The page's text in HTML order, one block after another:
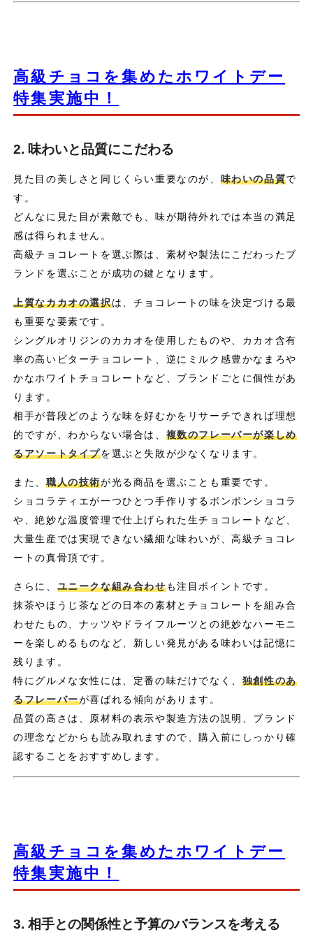
高級チョコを集めたホワイトデー
特集実施中！
2. 味わいと品質にこだわる
見た目の美しさと同じくらい重要なのが、 味わいの品質で
す。
どんなに見た目が素敵でも、味が期待外れでは本当の満足
感は得られません。
高級チョコレートを選ぶ際は、素材や製法にこだわったブ
ランドを選ぶことが成功の鍵となります。
上質なカカオの選択は、チョコレートの味を決定づける最
も重要な要素です。
シングルオリジンのカカオを使用したものや、カカオ含有
率の高いビターチョコレート、逆にミルク感豊かなまろや
かなホワイトチョコレートなど、ブランドごとに個性があ
ります。
相手が普段どのような味を好むかをリサーチできれば理想
的ですが、わからない場合は、 複数のフレーバーが楽しめ
るアソートタイプを選ぶと失敗が少なくなります。
また、 職人の技術が光る商品を選ぶことも重要です。
ショコラティエが一つひとつ手作りするボンボンショコラ
や、絶妙な温度管理で仕上げられた生チョコレートなど、
大量生産では実現できない繊細な味わいが、高級チョコレ
ートの真骨頂です。
さらに、 ユニークな組み合わせも注目ポイントです。
抹茶やほうじ茶などの日本の素材とチョコレートを組み合
わせたもの、ナッツやドライフルーツとの絶妙なハーモニ
ーを楽しめるものなど、新しい発見がある味わいは記憶に
残ります。
特にグルメな女性には、定番の味だけでなく、 独創性のあ
るフレーバーが喜ばれる傾向があります。
品質の高さは、原材料の表示や製造方法の説明、ブランド
の理念などからも読み取れますので、購入前にしっかり確
認することをおすすめします。
高級チョコを集めたホワイトデー
特集実施中！
3. 相手との関係性と予算のバランスを考える